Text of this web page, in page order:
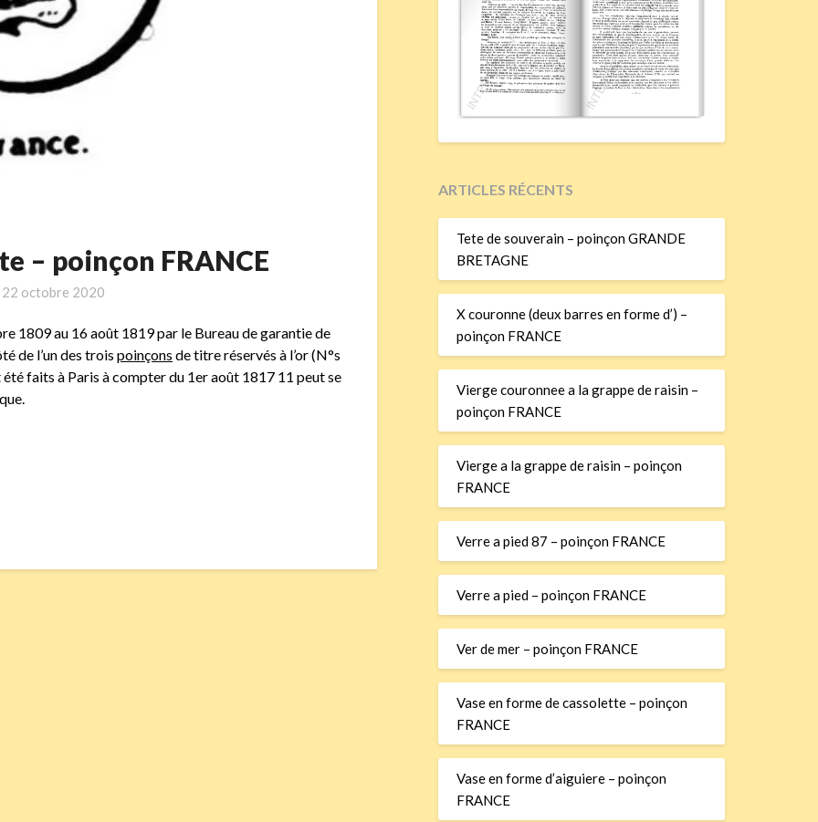
– poinçon FRANCE
22 octobre 2020
1809 au 16 août 1819 par le Bureau de garantie de
de l’un des troispoinçons de titre réservés à l’or (N°s
faits à Paris à compter du 1er août 1817 11 peut se
ARTICLES RÉCENTS
Tete de souverain – poinçon GRANDE
BRETAGNE
X couronne (deux barres en forme d’) –
poinçon FRANCE
Vierge couronnee a la grappe de raisin –
poinçon FRANCE
Vierge a la grappe de raisin – poinçon
FRANCE
Verre a pied 87 – poinçon FRANCE
Verre a pied – poinçon FRANCE
Ver de mer – poinçon FRANCE
Vase en forme de cassolette – poinçon
FRANCE
Vase en forme d’aiguiere – poinçon
FRANCE